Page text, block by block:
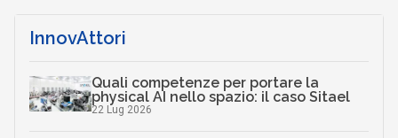
InnovAttori
Quali competenze per portare la
physical AI nello spazio: il caso Sitael
22 Lug 2026